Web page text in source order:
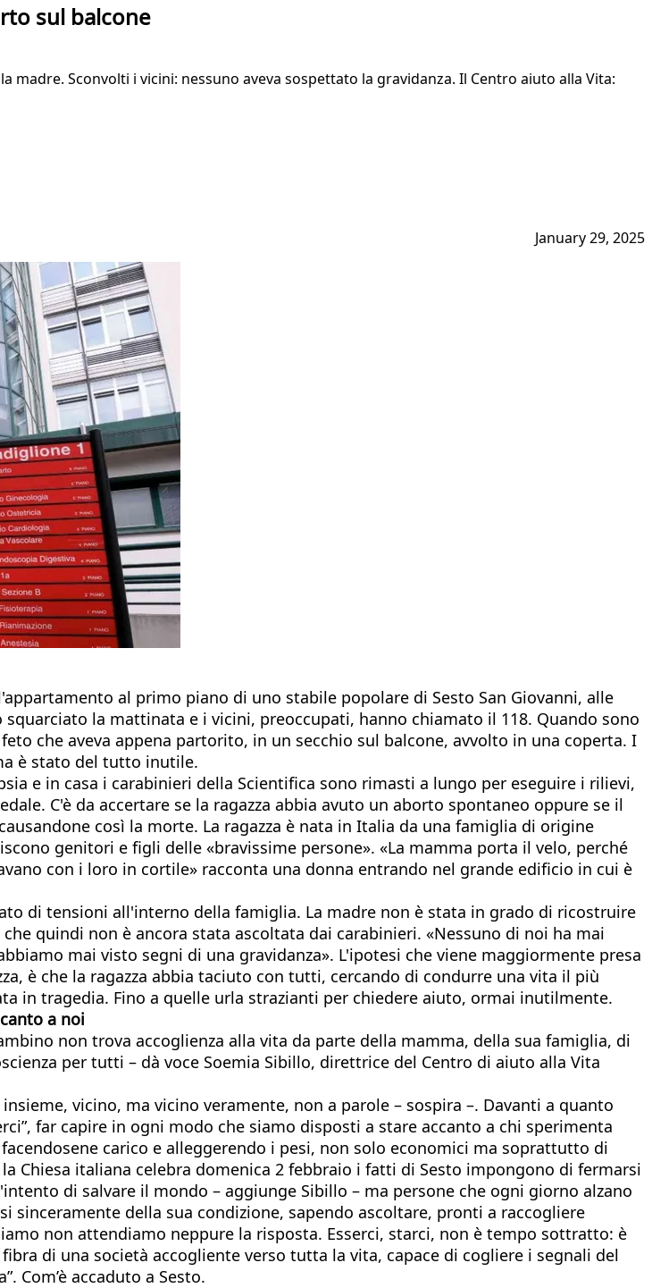
sul balcone
madre. Sconvolti i vicini: nessuno aveva sospettato la gravidanza. Il Centro aiuto alla Vita:
January 29, 2025
al primo piano di uno stabile popolare di Sesto San Giovanni, alle
la mattinata e i vicini, preoccupati, hanno chiamato il 118. Quando sono
che aveva appena partorito, in un secchio sul balcone, avvolto in una coperta. I
è stato del tutto inutile.
e in casa i carabinieri della Scientifica sono rimasti a lungo per eseguire i rilievi,
C'è da accertare se la ragazza abbia avuto un aborto spontaneo oppure se il
così la morte. La ragazza è nata in Italia da una famiglia di origine
genitori e figli delle «bravissime persone». «La mamma porta il velo, perché
con i loro in cortile» racconta una donna entrando nel grande edificio in cui è
di tensioni all'interno della famiglia. La madre non è stata in grado di ricostruire
quindi non è ancora stata ascoltata dai carabinieri. «Nessuno di noi ha mai
mai visto segni di una gravidanza». L'ipotesi che viene maggiormente presa
è che la ragazza abbia taciuto con tutti, cercando di condurre una vita il più
in tragedia. Fino a quelle urla strazianti per chiedere aiuto, ormai inutilmente.
a noi
non trova accoglienza alla vita da parte della mamma, della sua famiglia, di
per tutti – dà voce Soemia Sibillo, direttrice del Centro di aiuto alla Vita
vicino, ma vicino veramente, non a parole – sospira –. Davanti a quanto
far capire in ogni modo che siamo disposti a stare accanto a chi sperimenta
carico e alleggerendo i pesi, non solo economici ma soprattutto di
Chiesa italiana celebra domenica 2 febbraio i fatti di Sesto impongono di fermarsi
di salvare il mondo – aggiunge Sibillo – ma persone che ogni giorno alzano
della sua condizione, sapendo ascoltare, pronti a raccogliere
non attendiamo neppure la risposta. Esserci, starci, non è tempo sottratto: è
di una società accogliente verso tutta la vita, capace di cogliere i segnali del
Com’è accaduto a Sesto.